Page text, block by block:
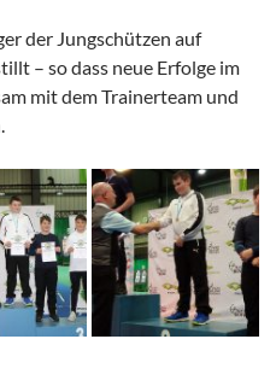
der Jungschützen auf
– so dass neue Erfolge im
mit dem Trainerteam und